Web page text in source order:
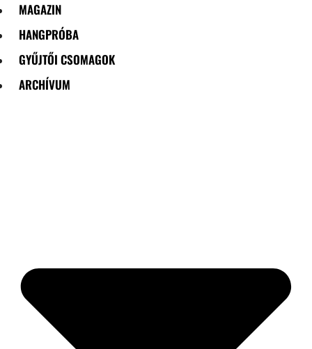
MAGAZIN
HANGPRÓBA
GYŰJTŐI CSOMAGOK
ARCHÍVUM